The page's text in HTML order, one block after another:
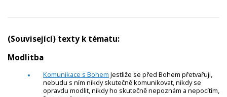
(Související) texty k tématu:
Modlitba
Komunikace s Bohem Jestliže se před Bohem přetvařuji,
nebudu s ním nikdy skutečně komunikovat, nikdy se
opravdu modlit, nikdy ho skutečně nepoznám a nepocítím,